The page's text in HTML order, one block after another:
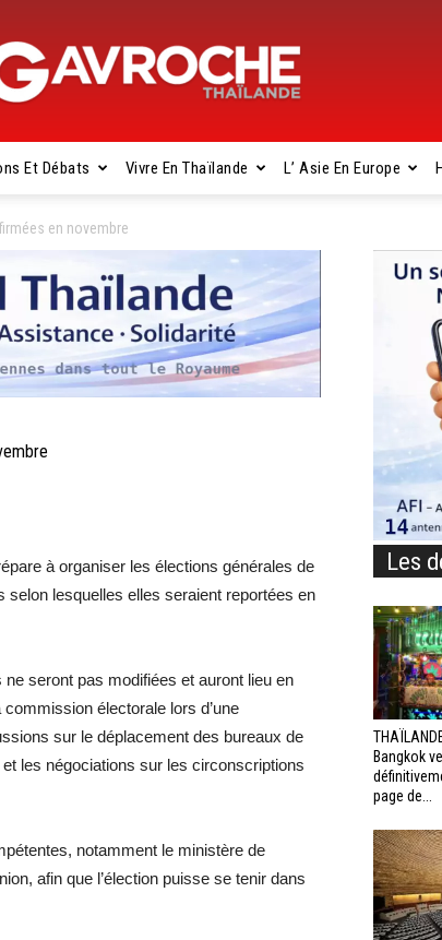
Gavroche
Thaïlande
Et Débats Vivre En Thaïlande L’ Asie En Europe
en novembre
à organiser les élections générales de
lesquelles elles seraient reportées en
seront pas modifiées et auront lieu en
électorale lors d’une
sur le déplacement des bureaux de
les négociations sur les circonscriptions
notamment le ministère de
afin que l’élection puisse se tenir dans
Les
Bangkok
page de...